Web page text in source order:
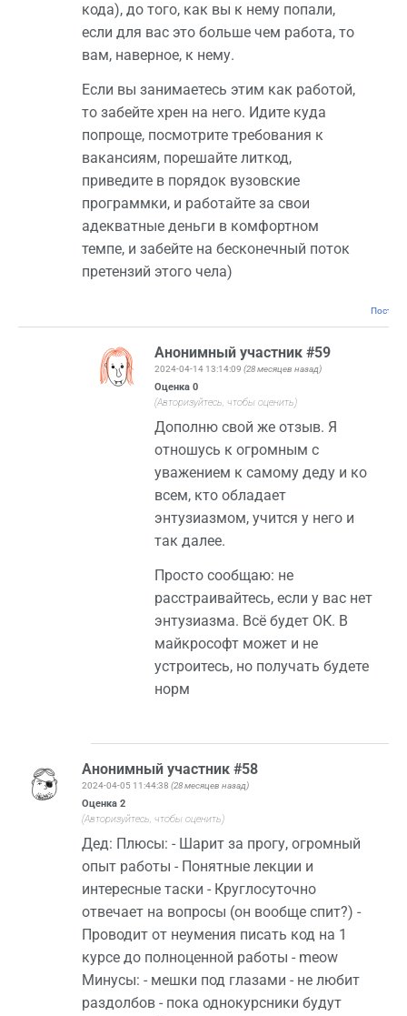
кода), до того, как вы к нему попали,
если для вас это больше чем работа, то
вам, наверное, к нему.
Если вы занимаетесь этим как работой,
то забейте хрен на него. Идите куда
попроще, посмотрите требования к
вакансиям, порешайте литкод,
приведите в порядок вузовские
программки, и работайте за свои
адекватные деньги в комфортном
темпе, и забейте на бесконечный поток
претензий этого чела)
Анонимный участник #59
2024-04-14 13:14:09(28 месяцев назад)
Оценка0
(Авторизуйтесь, чтобы оценить)
Дополню свой же отзыв. Я
отношусь к огромным с
уважением к самому деду и ко
всем, кто обладает
энтузиазмом, учится у него и
так далее.
Просто сообщаю: не
расстраивайтесь, если у вас нет
энтузиазма. Всё будет ОК. В
майкрософт может и не
устроитесь, но получать будете
норм
Анонимный участник #58
2024-04-05 11:44:38 (28 месяцев назад)
Оценка 2
(Авторизуйтесь, чтобы оценить)
Дед: Плюсы: - Шарит за прогу, огромный
опыт работы - Понятные лекции и
интересные таски - Круглосуточно
отвечает на вопросы (он вообще спит?) -
Проводит от неумения писать код на 1
курсе до полноценной работы - meow
Минусы: - мешки под глазами - не любит
раздолбов - пока однокурсники будут